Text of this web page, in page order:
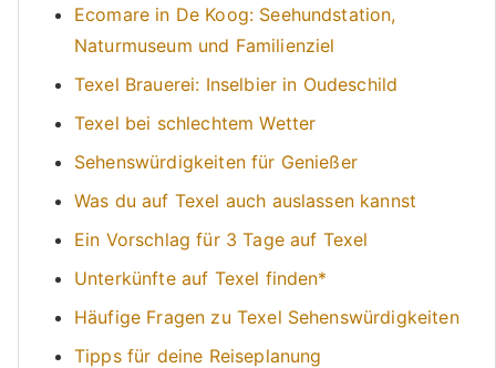
Ecomare in De Koog: Seehundstation,
Naturmuseum und Familienziel
Texel Brauerei: Inselbier in Oudeschild
Texel bei schlechtem Wetter
Sehenswürdigkeiten für Genießer
Was du auf Texel auch auslassen kannst
Ein Vorschlag für 3 Tage auf Texel
Unterkünfte auf Texel finden*
Häufige Fragen zu Texel Sehenswürdigkeiten
Tipps für deine Reiseplanung